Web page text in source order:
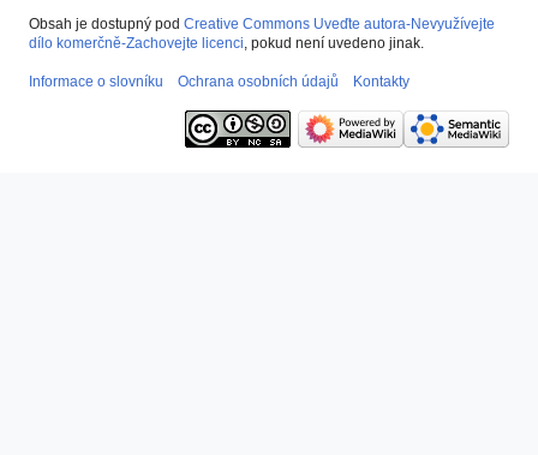
Obsah je dostupný pod Creative Commons Uveďte autora-Nevyužívejte
dílo komerčně-Zachovejte licenci , pokud není uvedeno jinak.
Informace o slovníku Ochrana osobních údajů Kontakty